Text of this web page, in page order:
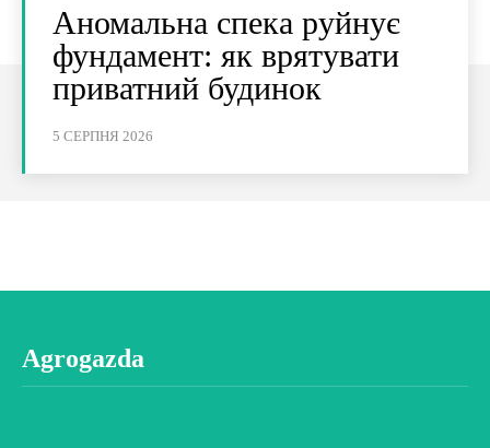
Аномальна спека руйнує
фундамент: як врятувати
приватний будинок
5 СЕРПНЯ 2026
Agrogazda